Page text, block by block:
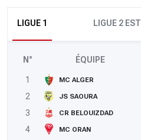
LIGUE 1 LIGUE 2 EST
N° ÉQUIPE
1 MC ALGER
2
JS SAOURA
3
CR BELOUIZDAD
4
MC ORAN